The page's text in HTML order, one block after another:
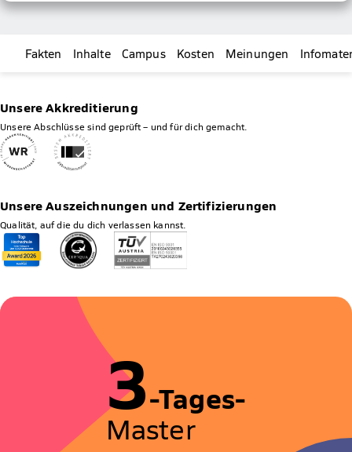
Fakten Inhalte Campus Kosten Meinungen
Unsere Akkreditierung
Unsere Abschlüsse sind geprüft – und für dich gemacht.
Unsere Auszeichnungen und Zertifizierungen
Qualität, auf die du dich verlassen kannst.
3-Tages-
Master